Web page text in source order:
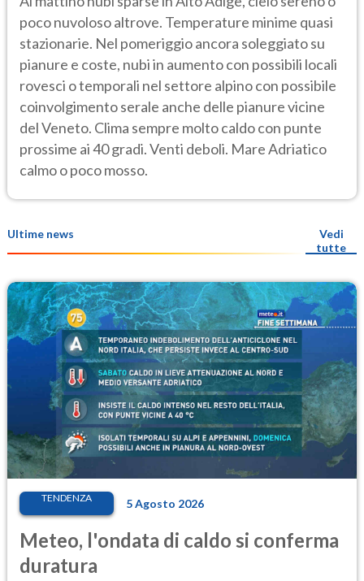
poco nuvoloso altrove. Temperature minime quasi
stazionarie. Nel pomeriggio ancora soleggiato su
pianure e coste, nubi in aumento con possibili locali
rovesci o temporali nel settore alpino con possibile
coinvolgimento serale anche delle pianure vicine
del Veneto. Clima sempre molto caldo con punte
prossime ai 40 gradi. Venti deboli. Mare Adriatico
calmo o poco mosso.
Ultime news
Vedi
tutte
TENDENZA 5 Agosto 2026
Meteo, l'ondata di caldo si conferma
duratura